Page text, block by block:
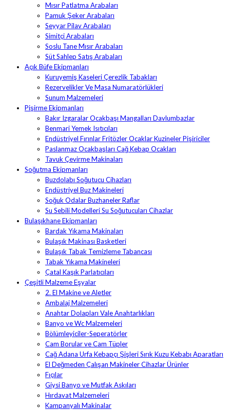
Mısır Patlatma Arabaları
Pamuk Şeker Arabaları
Seyyar Pilav Arabaları
Simitçi Arabaları
Soslu Tane Mısır Arabaları
Süt Sahlep Satış Arabaları
Açık Büfe Ekipmanları
Kuruyemiş Kaseleri Çerezlik Tabakları
Rezervelikler Ve Masa Numaratörlükleri
Sunum Malzemeleri
Pişirme Ekipmanları
Bakır Izgaralar Ocakbaşı Mangalları Davlumbazlar
Benmari Yemek Isıtıcıları
Endüstriyel Fırınlar Fritözler Ocaklar Kuzineler Pişiriciler
Paslanmaz Ocakbaşları Cağ Kebap Ocakları
Tavuk Çevirme Makinaları
Soğutma Ekipmanları
Buzdolabı Soğutucu Cihazları
Endüstriyel Buz Makineleri
Soğuk Odalar Buzhaneler Raflar
Su Sebili Modelleri Su Soğutucuları Cihazlar
Bulaşıkhane Ekipmanları
Bardak Yıkama Makinaları
Bulaşık Makinası Basketleri
Bulaşık Tabak Temizleme Tabancası
Tabak Yıkama Makineleri
Çatal Kaşık Parlatıcıları
Çeşitli Malzeme Eşyalar
2. El Makine ve Aletler
Ambalaj Malzemeleri
Anahtar Dolapları Vale Anahtarlıkları
Banyo ve Wc Malzemeleri
Bölümleyiciler-Seperatörler
Cam Borular ve Cam Tüpler
Cağ Adana Urfa Kebapçı Şişleri Sırık Kuzu Kebabı Aparatları
El Değmeden Çalışan Makineler Cihazlar Ürünler
Fıçılar
Giysi Banyo ve Mutfak Askıları
Hırdavat Malzemeleri
Kampanyalı Makinalar